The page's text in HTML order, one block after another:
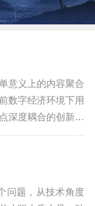
意义上的内容聚合
数字经济环境下用
深度耦合的创新型
平台，必须跳脱出
关注其底层构建的
问题，从技术角度